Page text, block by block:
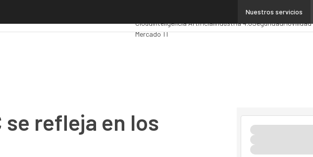
Nuestros servicios
Administración PúblicaMarTech
CloudInteligencia ArtificialIndustria 4.0SeguridadMovilidad
Mercado TI
se refleja en los